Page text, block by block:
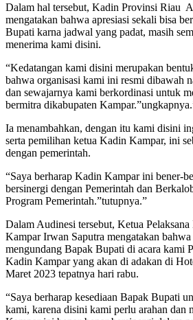
Dalam hal tersebut, Kadin Provinsi Riau
mengatakan bahwa apresiasi sekali bisa
Bupati karna jadwal yang padat, masih
menerima kami disini.
“Kedatangan kami disini merupakan
bahwa organisasi kami ini resmi dibawah
dan sewajarnya kami berkordinasi untuk
bermitra dikabupaten
Ia menambahkan, dengan itu kami disini
serta pemilihan ketua Kadin Kampar, ini
dengan pemerintah.
“Saya berharap Kadin Kampar ini bener-
bersinergi dengan Pemerintah dan
Program Pemerintah.”tutupnya.”
Dalam Audinesi tersebut, Ketua
Kampar Irwan Saputra mengatakan
mengundang Bapak Bupati di acara kami
Kadin Kampar yang akan di adakan di
Maret 2023 tepatnya hari rabu.
“Saya berharap kesediaan Bapak Bupati
kami, karena disini kami perlu arahan dan